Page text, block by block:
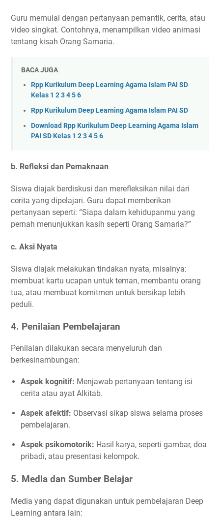
Guru memulai dengan pertanyaan pemantik, cerita, atau
video singkat. Contohnya, menampilkan video animasi
tentang kisah Orang Samaria.
BACA JUGA
Rpp Kurikulum Deep Learning Agama Islam PAI SD
Kelas 1 2 3 4 5 6
Rpp Kurikulum Deep Learning Agama Islam PAI SD
Download Rpp Kurikulum Deep Learning Agama Islam
PAI SD Kelas 1 2 3 4 5 6
b. Refleksi dan Pemaknaan
Siswa diajak berdiskusi dan merefleksikan nilai dari
cerita yang dipelajari. Guru dapat memberikan
pertanyaan seperti: “Siapa dalam kehidupanmu yang
pernah menunjukkan kasih seperti Orang Samaria?”
c. Aksi Nyata
Siswa diajak melakukan tindakan nyata, misalnya:
membuat kartu ucapan untuk teman, membantu orang
tua, atau membuat komitmen untuk bersikap lebih
peduli.
4. Penilaian Pembelajaran
Penilaian dilakukan secara menyeluruh dan
berkesinambungan:
Aspek kognitif: Menjawab pertanyaan tentang isi
cerita atau ayat Alkitab.
Aspek afektif: Observasi sikap siswa selama proses
pembelajaran.
Aspek psikomotorik: Hasil karya, seperti gambar, doa
pribadi, atau presentasi kelompok.
5. Media dan Sumber Belajar
Media yang dapat digunakan untuk pembelajaran Deep
Learning antara lain: